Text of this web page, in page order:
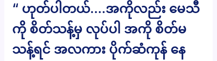
“ ဟုတ်ပါတယ်….အကိုလည်း မေသီ
ကို စိတ်သန့်မှ လုပ်ပါ အကို စိတ်မ
သန့်ရင် အလကား ပိုက်ဆံကုန် နေ